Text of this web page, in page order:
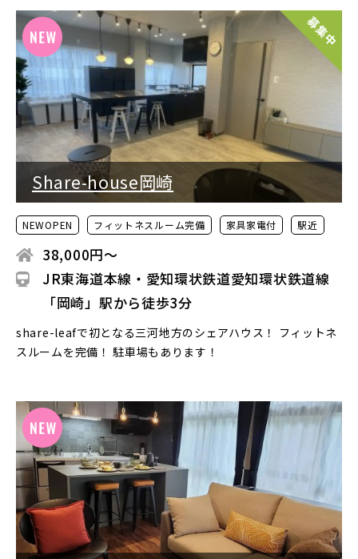
Share-house岡崎
NEWOPEN フィットネスルーム完備 家具家電付 駅近
38,000円〜
JR東海道本線・愛知環状鉄道愛知環状鉄道線
「岡崎」駅から徒歩3分
share-leafで初となる三河地方のシェアハウス！ フィットネ
スルームを完備！ 駐車場もあります！